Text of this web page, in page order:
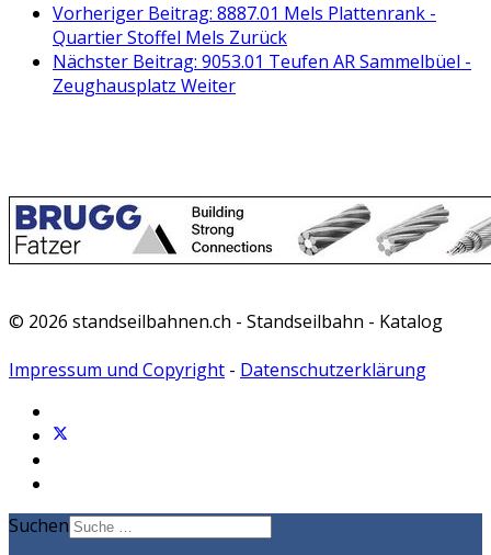
Vorheriger Beitrag: 8887.01 Mels Plattenrank -
Quartier Stoffel Mels Zurück
Nächster Beitrag: 9053.01 Teufen AR Sammelbüel -
Zeughausplatz Weiter
© 2026 standseilbahnen.ch - Standseilbahn - Katalog
Impressum und Copyright - Datenschutzerklärung
Suchen